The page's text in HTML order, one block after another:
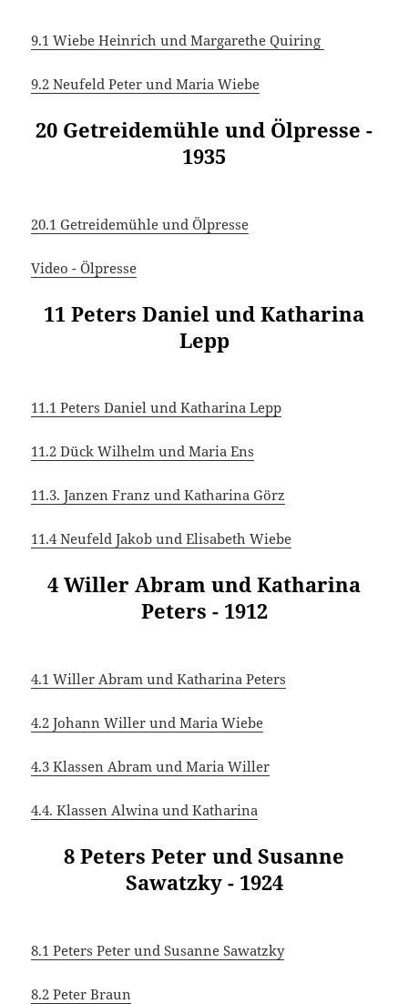
9.1 Wiebe Heinrich und Margarethe Quiring
9.2 Neufeld Peter und Maria Wiebe
20 Getreidemühle und Ölpresse -
1935
20.1 Getreidemühle und Ölpresse
Video - Ölpresse
11 Peters Daniel und Katharina
Lepp
11.1 Peters Daniel und Katharina Lepp
11.2 Dück Wilhelm und Maria Ens
11.3. Janzen Franz und Katharina Görz
11.4 Neufeld Jakob und Elisabeth Wiebe
4 Willer Abram und Katharina
Peters - 1912
4.1 Willer Abram und Katharina Peters
4.2 Johann Willer und Maria Wiebe
4.3 Klassen Abram und Maria Willer
4.4. Klassen Alwina und Katharina
8 Peters Peter und Susanne
Sawatzky - 1924
8.1 Peters Peter und Susanne Sawatzky
8.2 Peter Braun